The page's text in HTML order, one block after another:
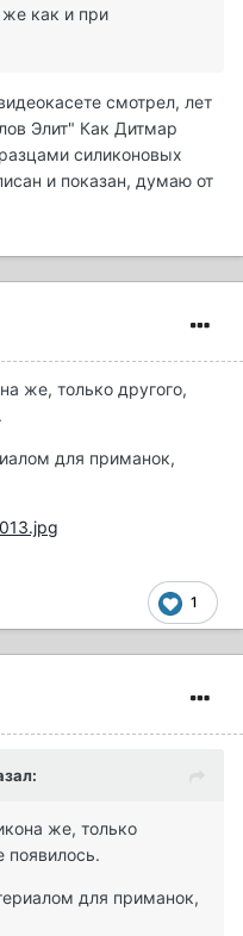
как и при
смотрел, лет
Элит" Как Дитмар
силиконовых
и показан, думаю от
же, только другого,
для приманок,
1
же, только
появилось.
для приманок,